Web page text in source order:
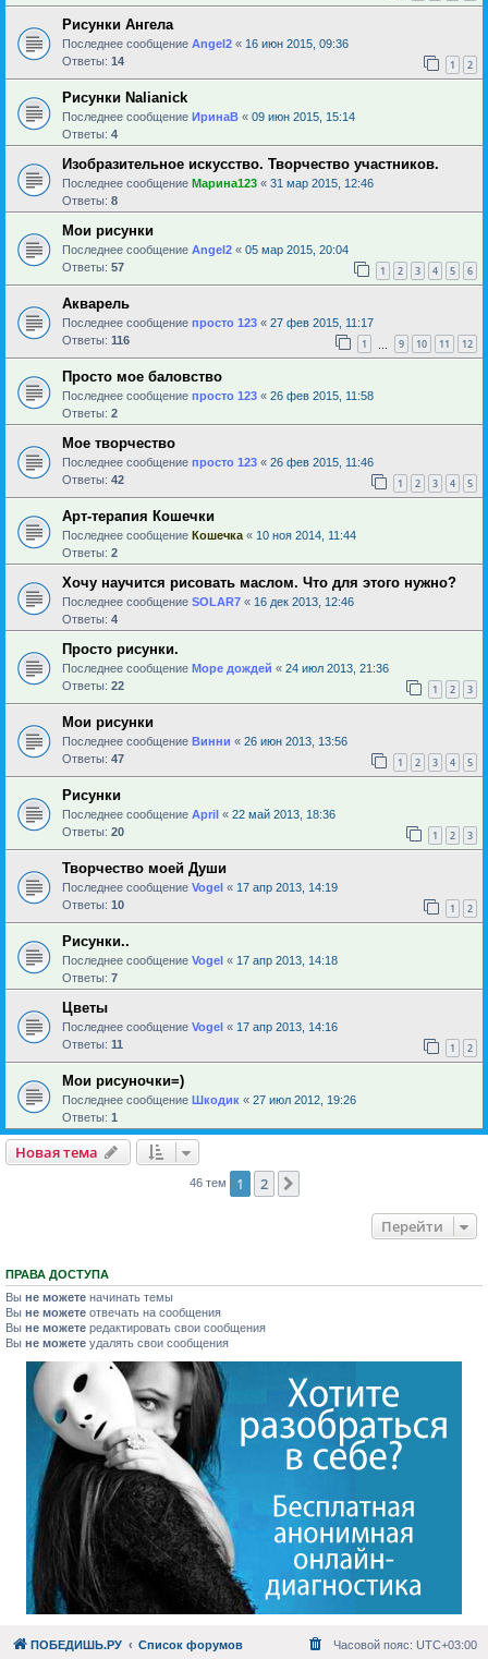
Рисунки Ангела
Последнее сообщение Angel2 « 16 июн 2015, 09:36
Ответы: 14 1 2
Рисунки Nalianick
Последнее сообщение ИринаВ « 09 июн 2015, 15:14
Ответы: 4
Изобразительное искусство. Творчество участников.
Последнее сообщение Марина123 « 31 мар 2015, 12:46
Ответы: 8
Мои рисунки
Последнее сообщение Angel2 « 05 мар 2015, 20:04
Ответы: 57 1 2 3 4 5 6
Акварель
Последнее сообщение просто 123 « 27 фев 2015, 11:17
Ответы: 116 1 9 10 11 12
Просто мое баловство
Последнее сообщение просто 123 « 26 фев 2015, 11:58
Ответы: 2
Мое творчество
Последнее сообщение просто 123 « 26 фев 2015, 11:46
Ответы: 42 1 2 3 4 5
Арт-терапия Кошечки
Последнее сообщение Кошечка « 10 ноя 2014, 11:44
Ответы: 2
Хочу научится рисовать маслом. Что для этого нужно?
Последнее сообщение SOLAR7 « 16 дек 2013, 12:46
Ответы: 4
Просто рисунки.
Последнее сообщение Море дождей « 24 июл 2013, 21:36
Ответы: 22 1 2 3
Мои рисунки
Последнее сообщение Винни « 26 июн 2013, 13:56
Ответы: 47 1 2 3 4 5
Рисунки
Последнее сообщение April « 22 май 2013, 18:36
Ответы: 20 1 2 3
Творчество моей Души
Последнее сообщение Vogel « 17 апр 2013, 14:19
Ответы: 10 1 2
Рисунки..
Последнее сообщение Vogel « 17 апр 2013, 14:18
Ответы: 7
Цветы
Последнее сообщение Vogel « 17 апр 2013, 14:16
Ответы: 11 1 2
Мои рисуночки=)
Последнее сообщение Шкодик « 27 июл 2012, 19:26
Ответы: 1
Новая тема
46 тем 1 2
Перейти
ПРАВА ДОСТУПА
Вы не можете начинать темы
Вы не можете отвечать на сообщения
Вы не можете редактировать свои сообщения
Вы не можете удалять свои сообщения
ПОБЕДИШЬ.РУ Список форумов Часовой пояс: UTC+03:00